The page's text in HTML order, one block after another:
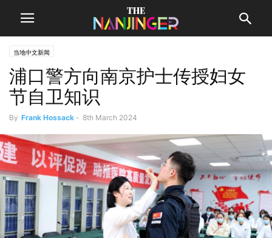
当地中文新闻
浦口警方向南京护士传授妇女
节自卫知识
By Frank Hossack - 8th March 2024